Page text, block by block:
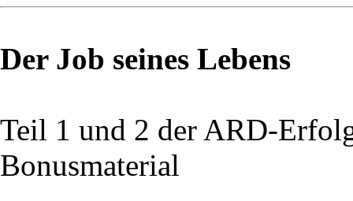
Der Job seines Lebens
Teil 1 und 2 der ARD-
Bonusmaterial